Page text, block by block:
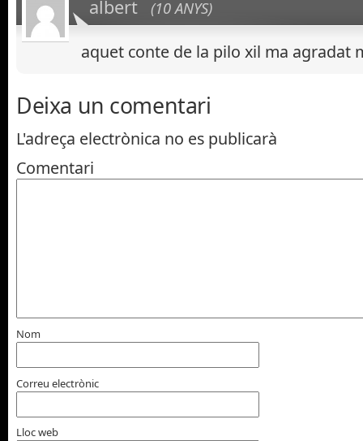
albert (10 ANYS)
aquet conte de la pilo xil ma agradat
Deixa un comentari
L'adreça electrònica no es publicarà
Comentari
Nom
Correu electrònic
Lloc web